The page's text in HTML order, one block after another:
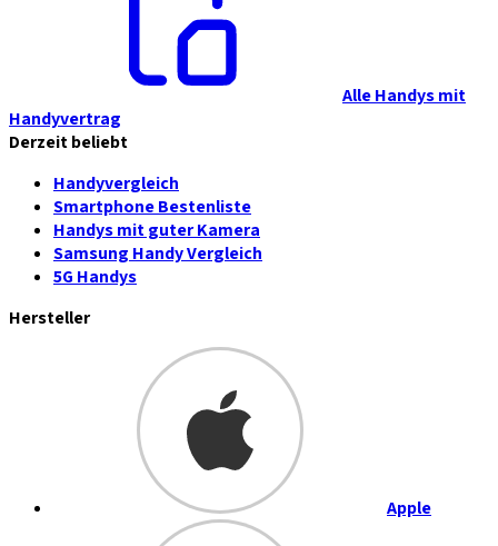
Alle Handys mit
Handyvertrag
Derzeit beliebt
Handyvergleich
Smartphone Bestenliste
Handys mit guter Kamera
Samsung Handy Vergleich
5G Handys
Hersteller
Apple